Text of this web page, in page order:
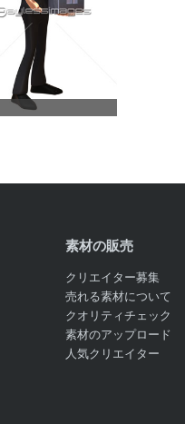
素材の販売
クリエイター募集
売れる素材について
クオリティチェック
素材のアップロード
人気クリエイター